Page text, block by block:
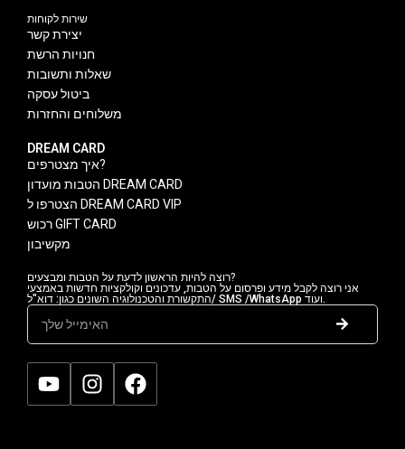
שירות לקוחות
יצירת קשר
חנויות הרשת
שאלות ותשובות
ביטול עסקה
משלוחים והחזרות
DREAM CARD
איך מצטרפים?
הטבות מועדון DREAM CARD
הצטרפו ל DREAM CARD VIP
רכוש GIFT CARD
מקשיבון
רוצה להיות הראשון לדעת על הטבות ומבצעים?
אני רוצה לקבל מידע ופרסום על הטבות, עדכונים וקולקציות חדשות באמצעי
התקשורת והטכנולוגיה השונים כגון: דוא"ל/ SMS /WhatsApp ועוד.